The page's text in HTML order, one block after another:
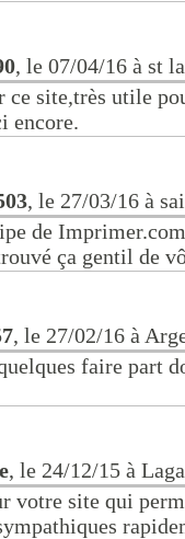
, le 07/04/16 à st
ce site,très utile
encore.
, le 27/03/16 à
de
ça gentil de
, le 27/02/16 à
faire part
, le 24/12/15 à
votre site qui